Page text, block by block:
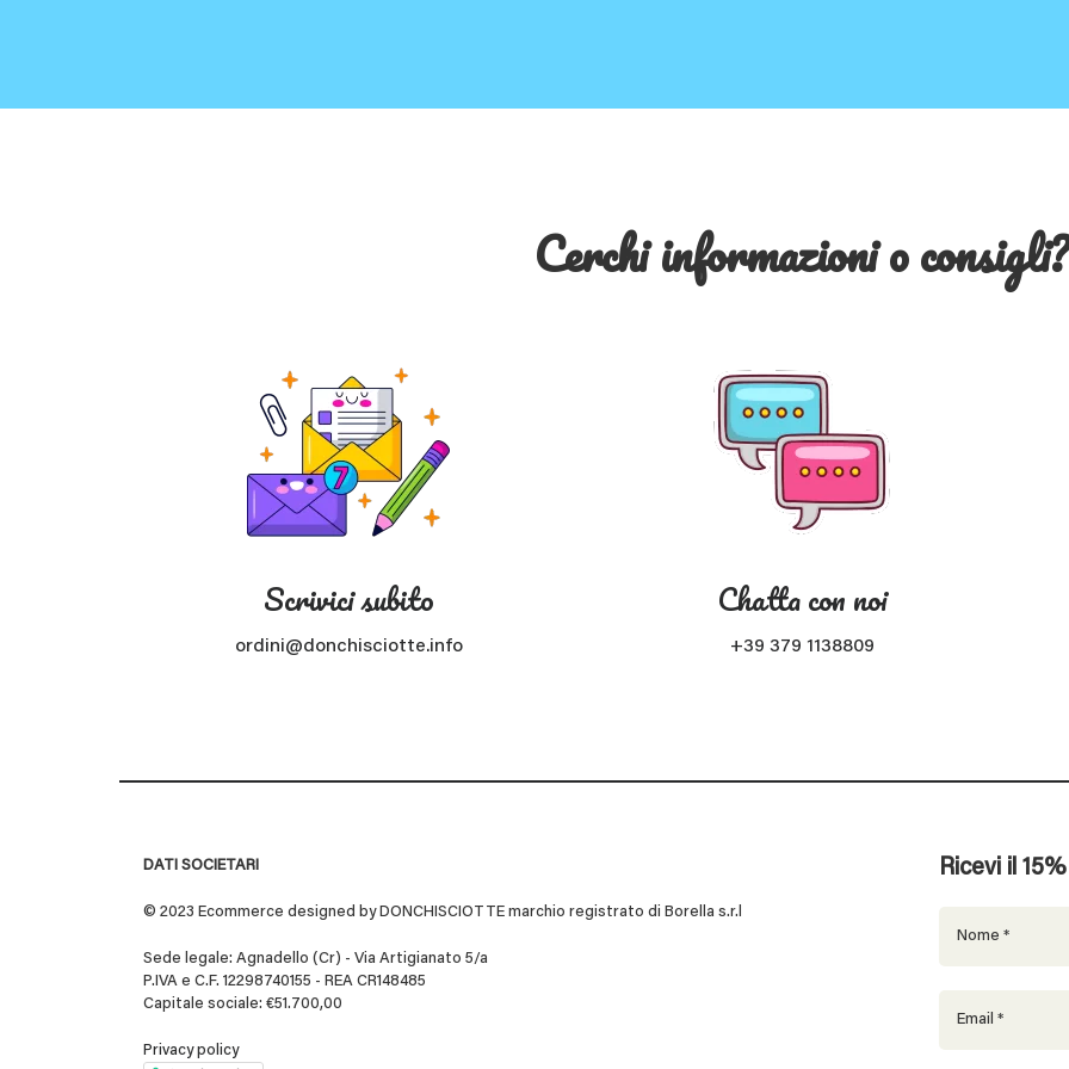
Cerchi informazioni o consigli?
Scrivici subito
ordini@donchisciotte.info
Chatta con noi
+39 379 1138809
DATI SOCIETARI
© 2023 Ecommerce designed by DONCHISCIOTTE marchio registrato di Borella s.r.l
Sede legale: Agnadello (Cr) - Via Artigianato 5/a
P.IVA e C.F. 12298740155 - REA CR148485
Capitale sociale: €51.700,00
Privacy policy
Ricevi il